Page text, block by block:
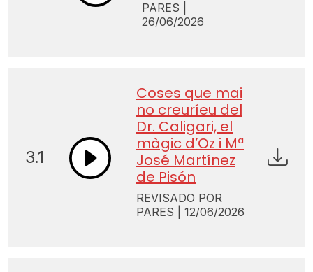
PARES |
26/06/2026
3.1
Coses que mai
no creuríeu del
Dr. Caligari, el
màgic d’Oz i Mª
José Martínez
de Pisón
REVISADO POR
PARES | 12/06/2026